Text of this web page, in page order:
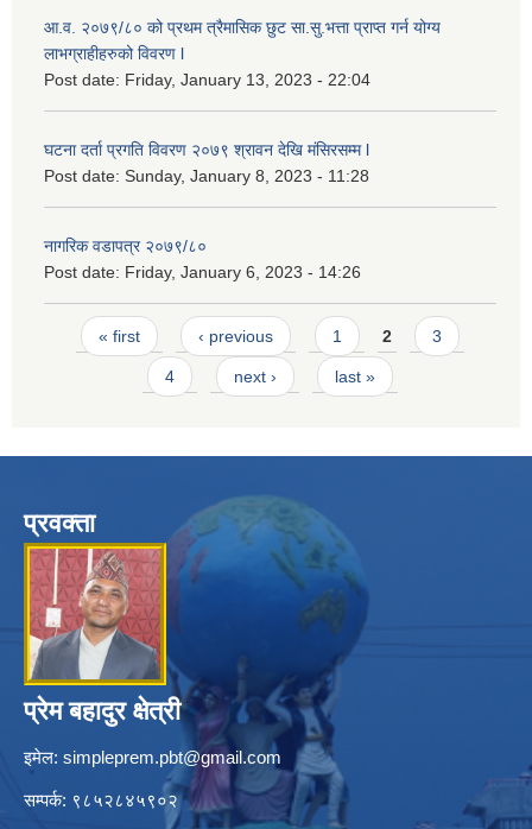
आ.व. २०७९/८० को प्रथम त्रैमासिक छुट सा.सु.भ‍त्ता प्राप्त गर्न योग्य
लाभग्राहीहरुको विवरण l
Post date: Friday, January 13, 2023 - 22:04
घटना दर्ता प्रगति विवरण २०७९ श्रावन देखि मंसिरसम्म l
Post date: Sunday, January 8, 2023 - 11:28
नागरिक वडापत्र २०७९/८०
Post date: Friday, January 6, 2023 - 14:26
Pages
« first ‹ previous 1 2 3
4 next › last »
प्रवक्ता
प्रेम बहादुर क्षेत्री
इमेल: simpleprem.pbt@gmail.com
सम्पर्क: ९८५२८४५९०२